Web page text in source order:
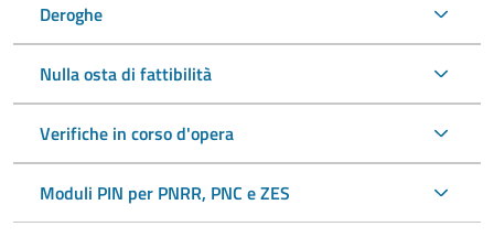
Deroghe
Nulla osta di fattibilità
Verifiche in corso d'opera
Moduli PIN per PNRR, PNC e ZES